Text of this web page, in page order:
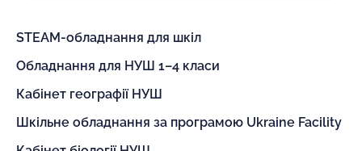
STEAM-обладнання для шкіл
Обладнання для НУШ 1–4 класи
Кабінет географії НУШ
Шкільне обладнання за програмою Ukraine Facility